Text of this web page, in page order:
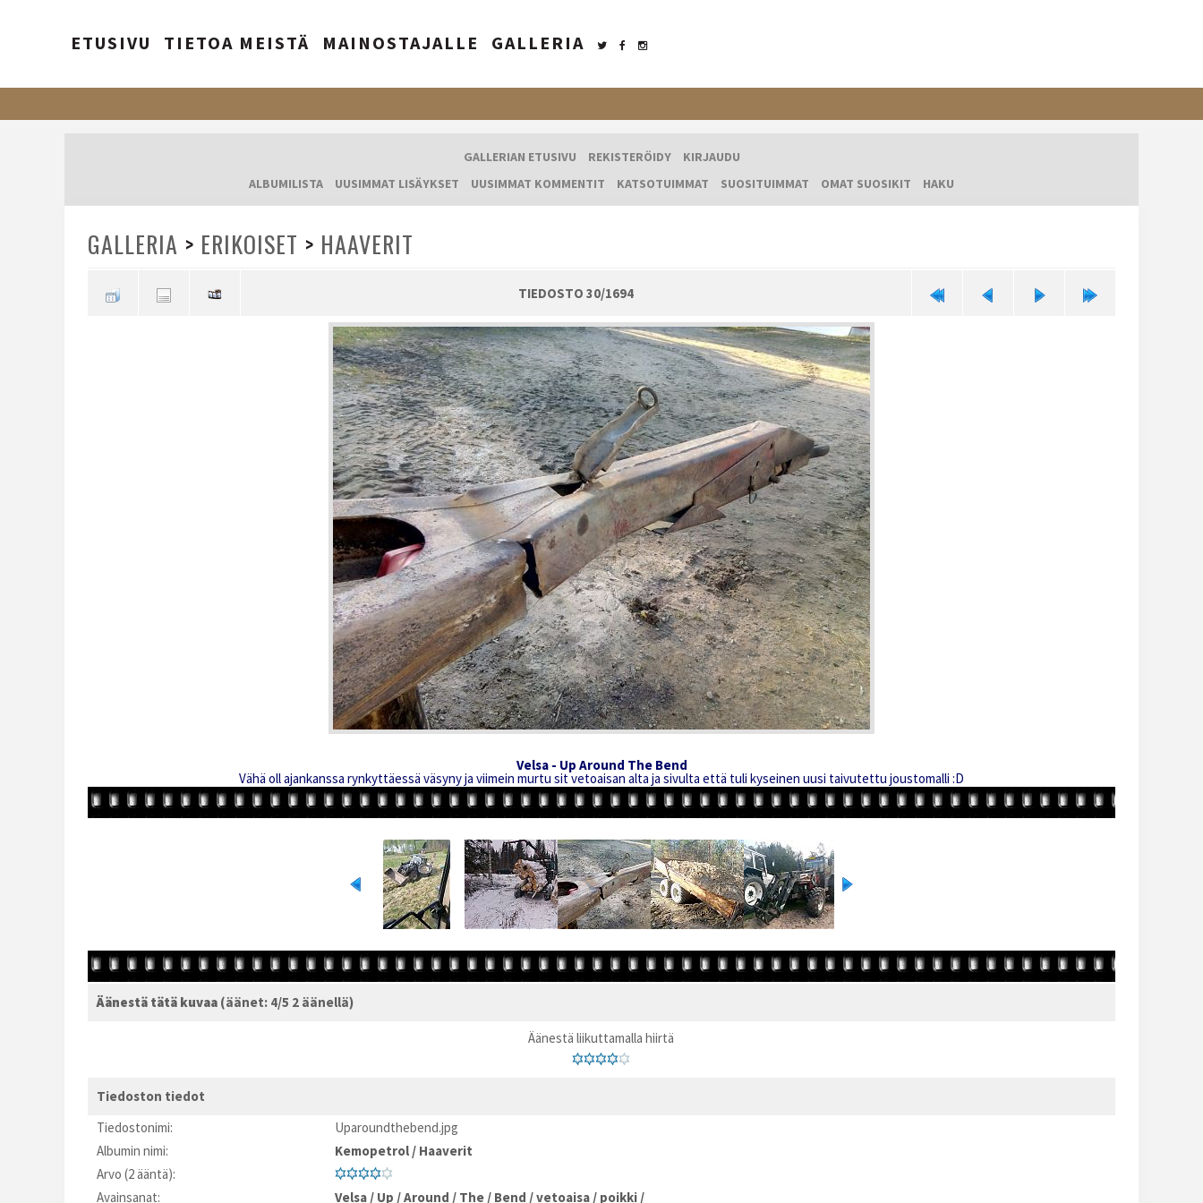
ETUSIVU TIETOA MEISTÄ MAINOSTAJALLE GALLERIA
GALLERIAN ETUSIVU REKISTERÖIDY
KIRJAUDU
ALBUMILISTA
UUSIMMAT LISÄYKSET UUSIMMAT KOMMENTIT KATSOTUIMMAT SUOSITUIMMAT OMAT SUOSIKIT HAKU
GALLERIA > ERIKOISET > HAAVERIT
TIEDOSTO 30/1694
Velsa - Up Around The Bend
Vähä oll ajankanssa rynkyttäessä väsyny ja viimein murtu sit vetoaisan alta ja sivulta että tuli kyseinen uusi taivutettu joustomalli :D
Äänestä tätä kuvaa (äänet: 4/5 2 äänellä)
Äänestä liikuttamalla hiirtä
Tiedoston tiedot
Tiedostonimi:
Uparoundthebend.jpg
Albumin nimi:
Kemopetrol / Haaverit
Arvo (2 ääntä):
Avainsanat:
Velsa / Up /Around / The / Bend /vetoaisa / poikki /